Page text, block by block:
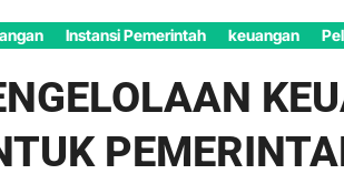
Instansi Pemerintah keuangan